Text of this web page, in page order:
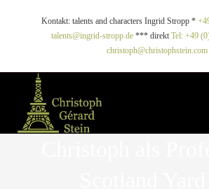
Kontakt: talents and characters Ingrid Stropp *
talents@ingrid-stropp.de*** direkt Tel: +49
christoph@christophstein.com